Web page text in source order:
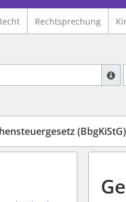
Rechtsprechung
(BbgKiStG)